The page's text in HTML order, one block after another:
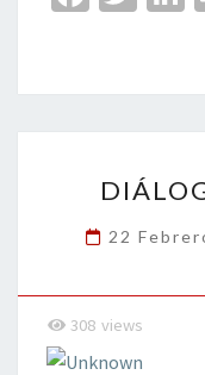
o
o
k
er
n
22
308 views